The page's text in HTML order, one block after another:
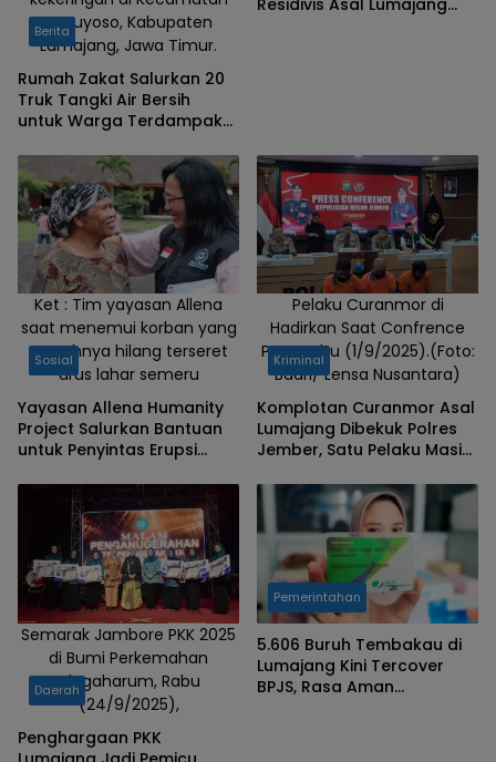
Ranuyoso, Kabupaten
Lumajang, Jawa Timur.
Berita
Rumah Zakat Salurkan 20
Truk Tangki Air Bersih
untuk Warga Terdampak
Ket : Tim yayasan Allena
saat menemui korban yang
rumahnya hilang terseret
arus lahar semeru
Sosial
Yayasan Allena Humanity
Project Salurkan Bantuan
untuk Penyintas Erupsi
Pelaku Curanmor di
Hadirkan Saat Confrence
Pers, Rabu (1/9/2025).(Foto:
Badri/ Lensa Nusantara)
Kriminal
Komplotan Curanmor Asal
Lumajang Dibekuk Polres
Jember, Satu Pelaku Masih
Semarak Jambore PKK 2025
di Bumi Perkemahan
Glagaharum, Rabu
(24/9/2025),
Daerah
Penghargaan PKK
Pemerintahan
5.606 Buruh Tembakau di
Lumajang Kini Tercover
BPJS, Rasa Aman